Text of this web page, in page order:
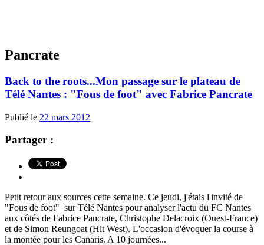
Pancrate
Back to the roots...Mon passage sur le plateau de
Télé Nantes : "Fous de foot" avec Fabrice Pancrate
Publié le 22 mars 2012
Partager :
Petit retour aux sources cette semaine. Ce jeudi, j'étais l'invité de
"Fous de foot" sur Télé Nantes pour analyser l'actu du FC Nantes
aux côtés de Fabrice Pancrate, Christophe Delacroix (Ouest-France)
et de Simon Reungoat (Hit West). L'occasion d'évoquer la course à
la montée pour les Canaris. A 10 journées...